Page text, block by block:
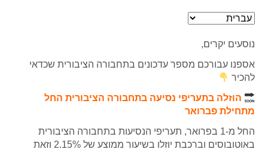
נוסעים יקרים,
אספנו עבורכם מספר עדכונים בתחבורה הציבורית שכדאי
להכיר
הוזלה בתעריפי נסיעה בתחבורה הציבורית החל
מתחילת פברואר
החל מ-1 בפרואר, תעריפי הנסיעות בתחבורה הציבורית
באוטובוסים וברכבת יוזלו בשיעור ממוצע של 2.15% וזאת